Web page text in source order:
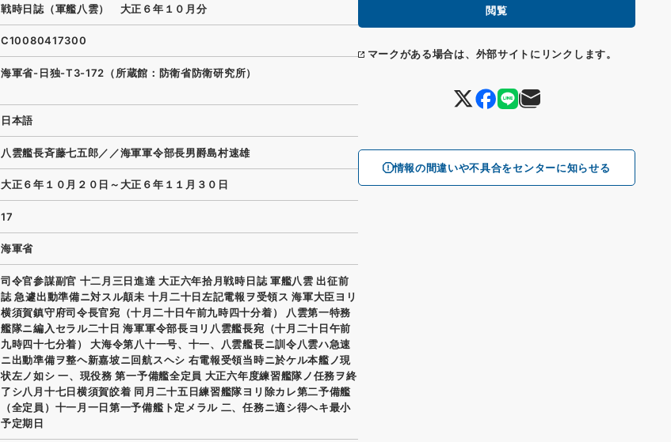
閲覧
マークがある場合は、外部サイトにリンクします。
情報の間違いや不具合をセンターに知らせる
戦時日誌（軍艦八雲） 大正６年１０月分
C10080417300
海軍省-日独-T3-172（所蔵館：防衛省防衛研究所）
日本語
八雲艦長斉藤七五郎／／海軍軍令部長男爵島村速雄
大正６年１０月２０日～大正６年１１月３０日
17
海軍省
司令官参謀副官 十二月三日進達 大正六年拾月戦時日誌 軍艦八雲 出征前
誌 急遽出動準備ニ対スル顛未 十月二十日左記電報ヲ受領ス 海軍大臣ヨリ
横須賀鎮守府司令長官宛（十月二十日午前九時四十分着） 八雲第一特務
艦隊ニ編入セラル二十日 海軍軍令部長ヨリ八雲艦長宛（十月二十日午前
九時四十七分着） 大海令第八十一号、十一、八雲艦長ニ訓令八雲ハ急速
ニ出動準備ヲ整ヘ新嘉坡ニ回航スヘシ 右電報受領当時ニ於ケル本艦ノ現
状左ノ如シ 一、現役務 第一予備艦全定員 大正六年度練習艦隊ノ任務ヲ終
了シ八月十七日横須賀皎着 同月二十五日練習艦隊ヨリ除カレ第二予備艦
（全定員）十一月一日第一予備艦ト定メラル 二、任務ニ適シ得ヘキ最小
予定期日